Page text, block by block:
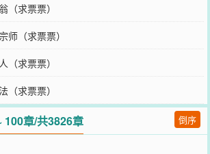
（求票票）
师（求票票）
（求票票）
（求票票）
100章/共3826章 倒序